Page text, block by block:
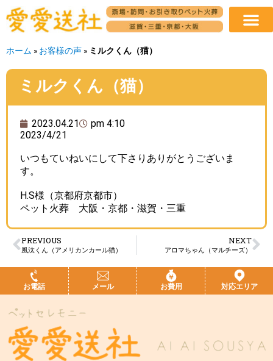
ホーム » お客様の声 » ミルクくん（猫）
ミルクくん（猫）
2023.04.21
pm 4:10
2023/4/21
いつもていねいにして下さりありがとうございま
す。
H.S様（京都府京都市）
ペット火葬 大阪・京都・滋賀・三重
PREVIOUS
風汰くん（アメリカンカール猫）
NEXT
アロマちゃん（マルチーズ）
お電話 メール お費用 対応エリア